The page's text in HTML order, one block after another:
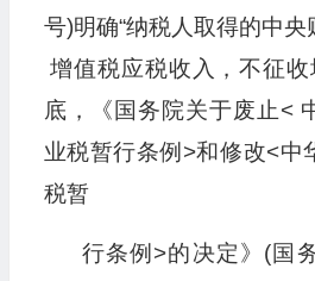
号)明确“纳税人取得的中
增值税应税收入，不征
底，《国务院关于废止<
业税暂行条例>和修改<中
税暂
行条例>的决定》(国